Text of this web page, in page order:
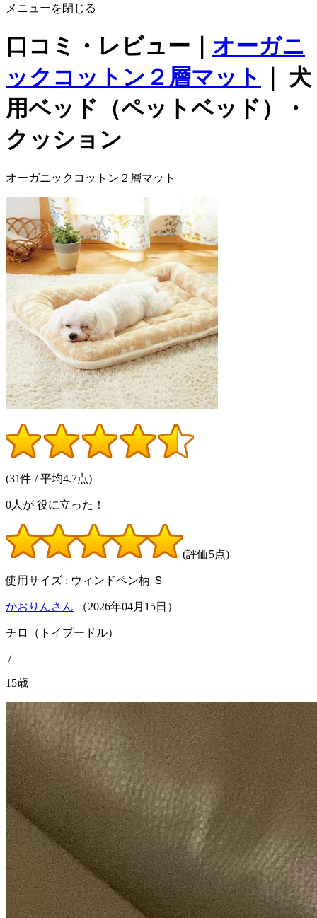
メニューを閉じる
口コミ・レビュー｜ オーガニ
ックコットン２層マット
｜ 犬
用ベッド（ペットベッド）・
クッション
オーガニックコットン２層マット
(31件 / 平均4.7点)
0人が 役に立った！
(評価5点)
使用サイズ : ウィンドペン柄 Ｓ
かおりんさん （2026年04月 15日）
チロ（トイプードル）
/
15歳